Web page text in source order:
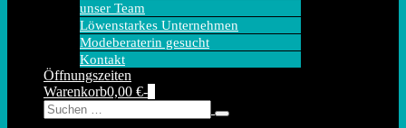
unser Team
Löwenstarkes Unternehmen
Modeberaterin gesucht
Kontakt
Öffnungszeiten
Warenkorb
Warenkorb0,00 €-
Warenkorb
Suche-
Schalter
Suche
nach: